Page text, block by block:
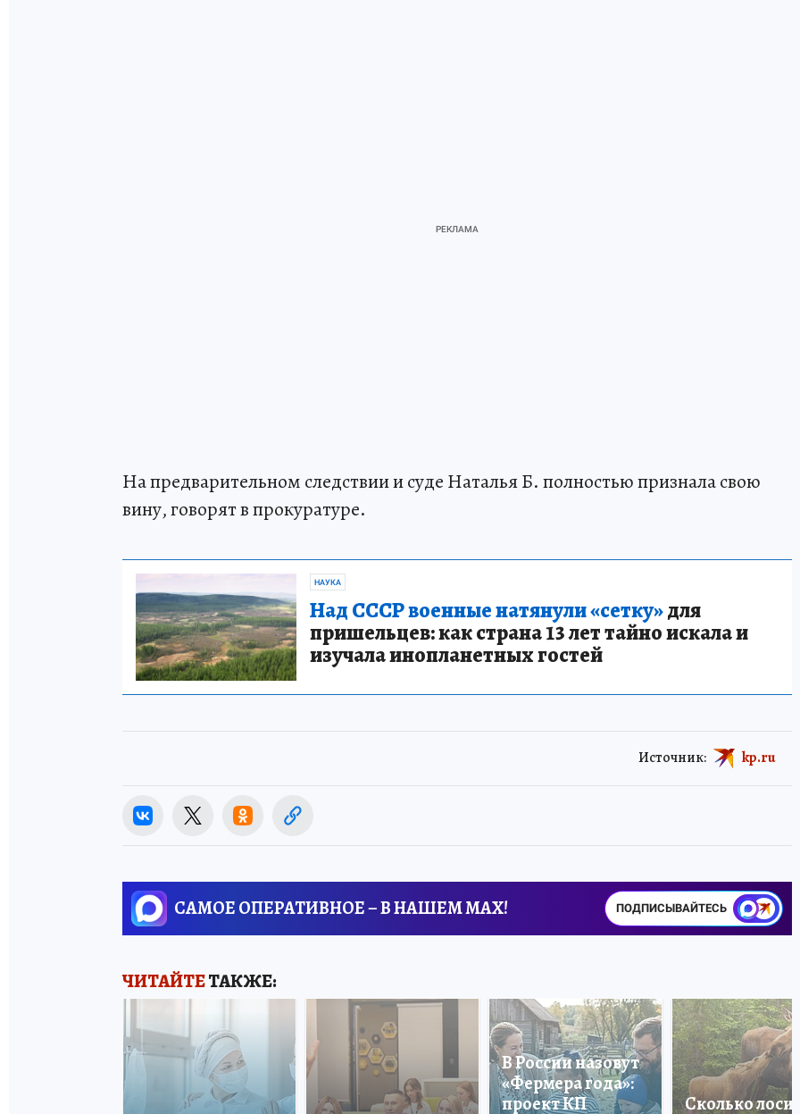
На предварительном следствии и суде Наталья Б. полностью признала свою
вину, говорят в прокуратуре.
НАУКА
Над СССР военные натянули «сетку»для
пришельцев: как страна 13 лет тайно искала и
изучала инопланетных гостей
Источник: kp.ru
САМОЕ ОПЕРАТИВНОЕ – В НАШЕМ MAX! ПОДПИСЫВАЙТЕСЬ
ЧИТАЙТЕТАКЖЕ:
В России назовут
«Фермера года»:
проект КП
Сколько лосиха